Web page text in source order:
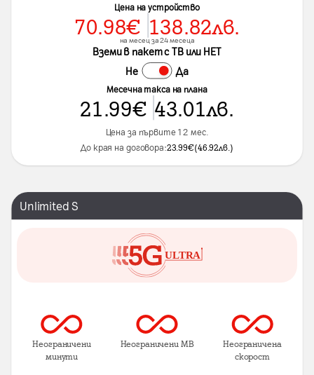
Цена на устройство
70.98€ 138.82лв.
на месец за 24 месеца
Вземи в пакет с ТВ или НЕТ
Не Да
Месечна такса на плана
21.99€ 43.01лв.
Цена за първите 12 мес.
До края на договора:23.99€(46.92лв. )
Unlimited S
Неограничени
минути
Неограничени MB Неограничена
скорост